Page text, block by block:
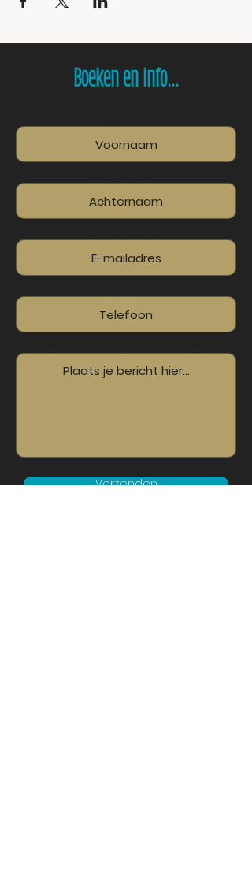
Boeken en info...
Verzenden